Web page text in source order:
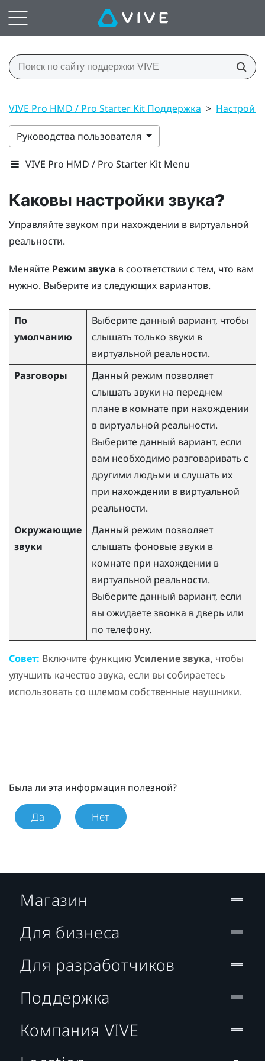
VIVE Pro HMD / Pro Starter Kit Поддержка >
Руководства пользователя
VIVE Pro HMD / Pro Starter Kit Menu
Каковы настройки звука?
Управляйте звуком при нахождении в виртуальной
реальности.
Меняйте Режим звука в соответствии с тем, что вам
нужно. Выберите из следующих вариантов.
По
умолчанию
Выберите данный вариант, чтобы
слышать только звуки в
виртуальной реальности.
Разговоры
Данный режим позволяет
слышать звуки на переднем
плане в комнате при нахождении
в виртуальной реальности.
Выберите данный вариант, если
вам необходимо разговаривать с
другими людьми и слушать их
при нахождении в виртуальной
реальности.
Окружающие
звуки
Данный режим позволяет
слышать фоновые звуки в
комнате при нахождении в
виртуальной реальности.
Выберите данный вариант, если
вы ожидаете звонка в дверь или
по телефону.
Совет: Включите функцию Усиление звука, чтобы
улучшить качество звука, если вы собираетесь
использовать со шлемом собственные наушники.
Была ли эта информация полезной?
Да Нет
Магазин
Для бизнеса
Для разработчиков
Поддержка
Компания VIVE